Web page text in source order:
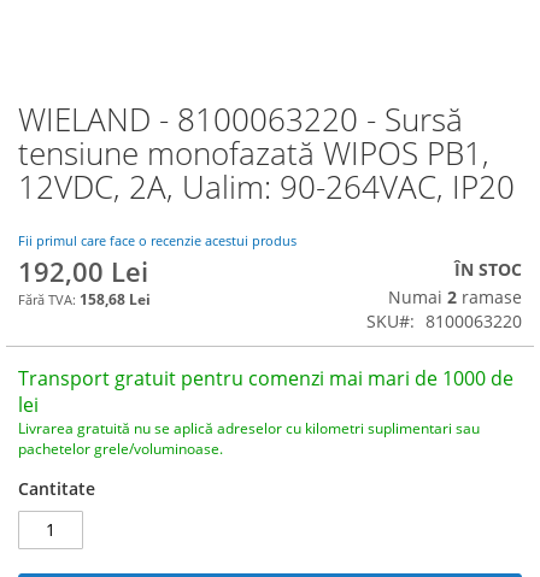
WIELAND - 8100063220 - Sursă
tensiune monofazată WIPOS PB1,
12VDC, 2A, Ualim: 90-264VAC, IP20
Fii primul care face o recenzie acestui produs
192,00 Lei
158,68 Lei
ÎN STOC
Numai 2 ramase
SKU
8100063220
Transport gratuit pentru comenzi mai mari de 1000 de
lei
Livrarea gratuită nu se aplică adreselor cu kilometri suplimentari sau
pachetelor grele/voluminoase.
Cantitate
Skip
to
the
beginning
the
images
gallery